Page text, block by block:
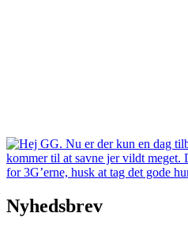
Nyhedsbrev